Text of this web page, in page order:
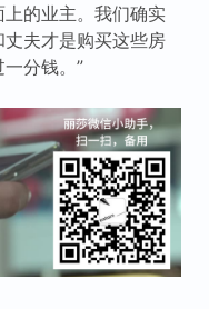
的业主。我们确实
夫才是购买这些房
分钱。”